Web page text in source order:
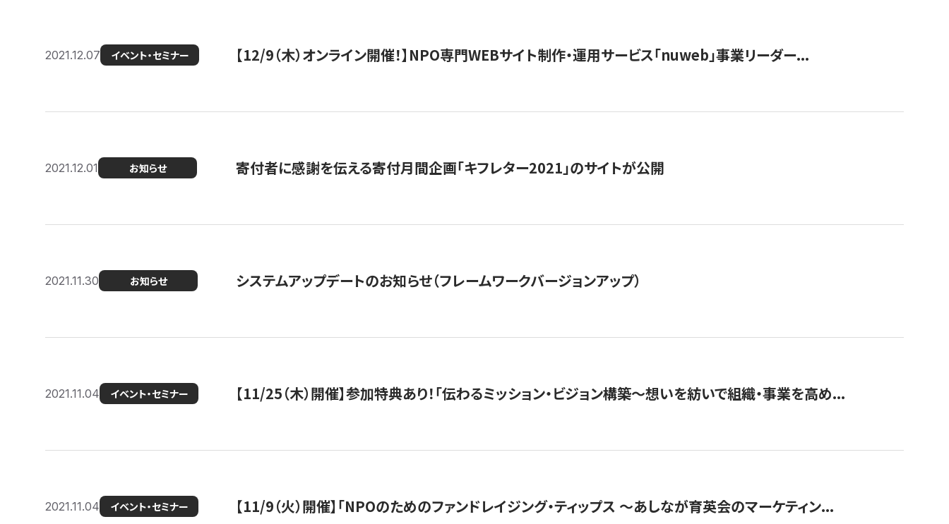
2021.12.07 イベント・セミナー 【12/9（木）オンライン開催！】NPO専門WEBサイト制作・運用サービス「nuweb」事業リーダー...
2021.12.01 お知らせ 寄付者に感謝を伝える寄付月間企画「キフレター2021」のサイトが公開
2021.11.30 お知らせ システムアップデートのお知らせ（フレームワークバージョンアップ）
2021.11.04 イベント・セミナー 【11/25（木）開催】参加特典あり！「伝わるミッション・ビジョン構築〜想いを紡いで組織・事業を高め...
2021.11.04 イベント・セミナー 【11/9（火）開催】「NPOのためのファンドレイジング・ティップス 〜あしなが育英会のマーケティン...